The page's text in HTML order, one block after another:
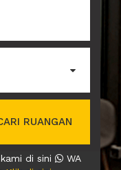
RUANGAN
di sini
WA